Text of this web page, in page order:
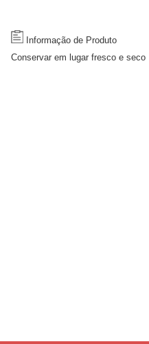
Informação de Produto
Conservar em lugar fresco e seco